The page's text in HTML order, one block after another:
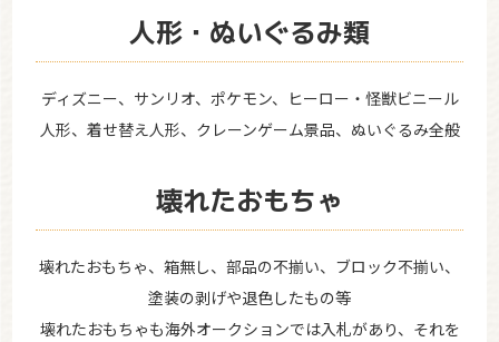
人形・ぬいぐるみ類
ディズニー、サンリオ、ポケモン、ヒーロー・怪獣ビニール
人形、着せ替え人形、クレーンゲーム景品、ぬいぐるみ全般
壊れたおもちゃ
壊れたおもちゃ、箱無し、部品の不揃い、ブロック不揃い、
塗装の剥げや退色したもの等
壊れたおもちゃも海外オークションでは入札があり、それを